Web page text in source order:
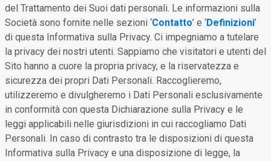
del Trattamento dei Suoi dati personali. Le informazioni sulla
Società sono fornite nelle sezioni ‘Contatto’ e ‘Definizioni’
di questa Informativa sulla Privacy. Ci impegniamo a tutelare
la privacy dei nostri utenti. Sappiamo che visitatori e utenti del
Sito hanno a cuore la propria privacy, e la riservatezza e
sicurezza dei propri Dati Personali. Raccoglieremo,
utilizzeremo e divulgheremo i Dati Personali esclusivamente
in conformità con questa Dichiarazione sulla Privacy e le
leggi applicabili nelle giurisdizioni in cui raccogliamo Dati
Personali. In caso di contrasto tra le disposizioni di questa
Informativa sulla Privacy e una disposizione di legge, la